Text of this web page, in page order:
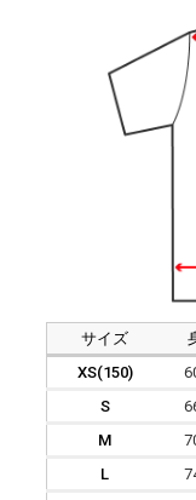
サイズ
XS(150)
S
M
L